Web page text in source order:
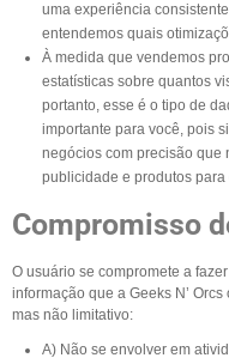
uma experiência
entendemos quais
À medida que vendemos
estatísticas sobre quantos
portanto, esse é o tipo de
importante para você, pois
negócios com precisão que
publicidade e produtos
Compromisso
O usuário se compromete a
informação que a Geeks N’
mas não limitativo:
A) Não se envolver em